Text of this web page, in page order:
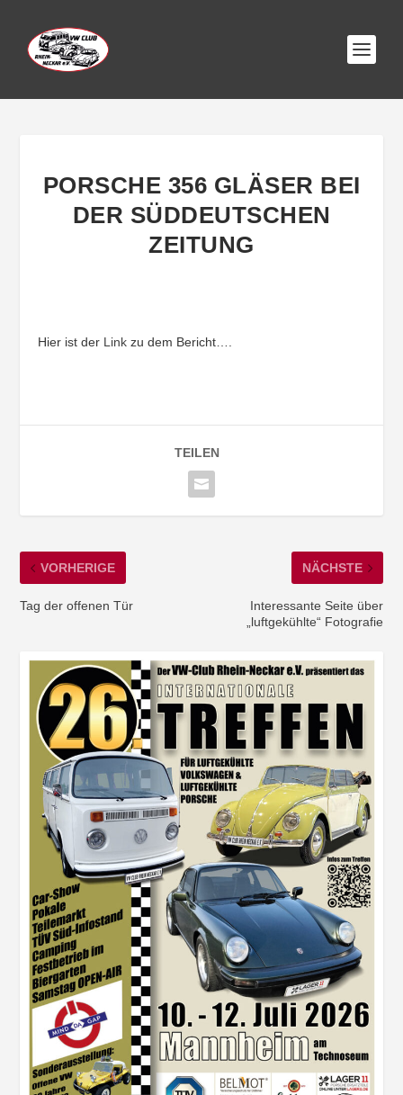
PORSCHE 356 GLÄSER BEI
DER SÜDDEUTSCHEN
ZEITUNG
Hier ist der Link zu dem Bericht….
TEILEN
VORHERIGE
Tag der offenen Tür
NÄCHSTE
Interessante Seite über
„luftgekühlte“ Fotografie